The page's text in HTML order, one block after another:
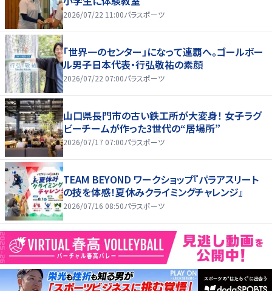
2026/07/22 11:00パラスポーツ
「世界一のセンター」になって連覇へ。ゴールボー
ル男子日本代表・行弘敬祐の素顔
2026/07/22 07:00パラスポーツ
山口県長門市の古い鉄工所が大変身！ 女子ラグ
ビーチームが作った3世代の“居場所”
2026/07/17 07:00パラスポーツ
TEAM BEYOND ワークショップ『パラアスリート
の技を体感！夏休みクライミングチャレンジ』
2026/07/16 08:50パラスポーツ